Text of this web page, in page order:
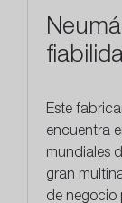
Este
encuentra
mundiales
gran
de negocio